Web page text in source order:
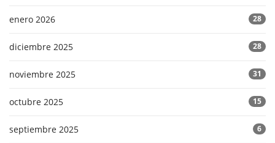
enero 2026 28
diciembre 2025 28
noviembre 2025 31
octubre 2025 15
septiembre 2025 6